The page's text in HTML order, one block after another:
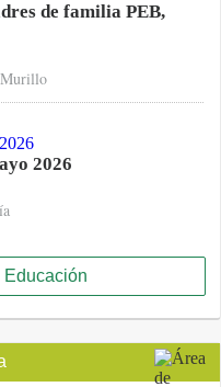
de familia PEB,
2026
Educación